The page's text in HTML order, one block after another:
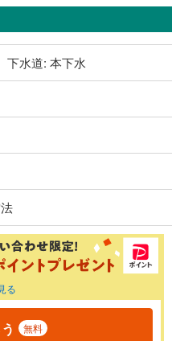
下水道: 本下水
る
無料